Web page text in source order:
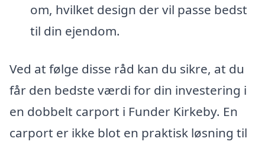
om, hvilket design der vil passe bedst
til din ejendom.
Ved at følge disse råd kan du sikre, at du
får den bedste værdi for din investering i
en dobbelt carport i Funder Kirkeby. En
carport er ikke blot en praktisk løsning til